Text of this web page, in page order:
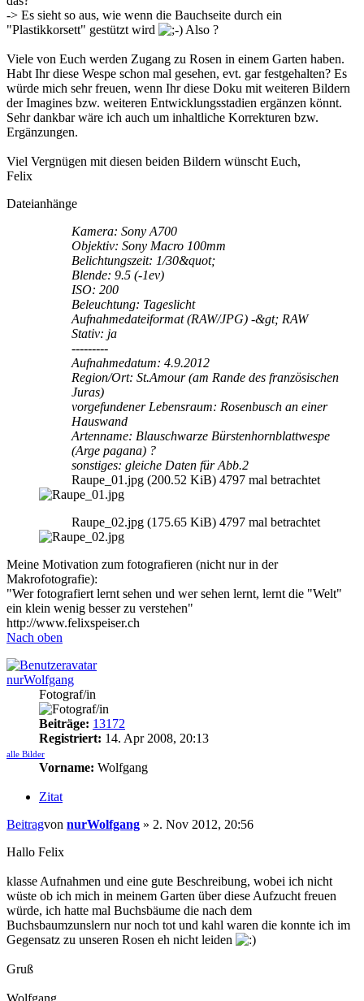
-> Es sieht so aus, wie wenn die Bauchseite durch ein
"Plastikkorsett" gestützt wird
Also ?
Viele von Euch werden Zugang zu Rosen in einem Garten haben.
Habt Ihr diese Wespe schon mal gesehen, evt. gar festgehalten? Es
würde mich sehr freuen, wenn Ihr diese Doku mit weiteren Bildern
der Imagines bzw. weiteren Entwicklungsstadien ergänzen könnt.
Sehr dankbar wäre ich auch um inhaltliche Korrekturen bzw.
Ergänzungen.
Viel Vergnügen mit diesen beiden Bildern wünscht Euch,
Felix
Dateianhänge
Kamera: Sony A700
Objektiv: Sony Macro 100mm
Belichtungszeit: 1/30&quot;
Blende: 9.5 (-1ev)
ISO: 200
Beleuchtung: Tageslicht
Aufnahmedateiformat (RAW/JPG) -&gt; RAW
Stativ: ja
---------
Aufnahmedatum: 4.9.2012
Region/Ort: St.Amour (am Rande des französischen
Juras)
vorgefundener Lebensraum: Rosenbusch an einer
Hauswand
Artenname: Blauschwarze Bürstenhornblattwespe
(Arge pagana) ?
sonstiges: gleiche Daten für Abb.2
Raupe_01.jpg (200.52 KiB) 4797 mal betrachtet
Raupe_02.jpg (175.65 KiB) 4797 mal betrachtet
Meine Motivation zum fotografieren (nicht nur in der
Makrofotografie):
"Wer fotografiert lernt sehen und wer sehen lernt, lernt die "Welt"
ein klein wenig besser zu verstehen"
http://www.felixspeiser.ch
Nach oben
nurWolfgang
Fotograf/in
Beiträge: 13172
Registriert: 14. Apr 2008, 20:13
alle Bilder
Vorname: Wolfgang
Zitat
Beitragvon nurWolfgang » 2. Nov 2012, 20:56
Hallo Felix
klasse Aufnahmen und eine gute Beschreibung, wobei ich nicht
wüste ob ich mich in meinem Garten über diese Aufzucht freuen
würde, ich hatte mal Buchsbäume die nach dem
Buchsbaumzunslern nur noch tot und kahl waren die konnte ich im
Gegensatz zu unseren Rosen eh nicht leiden
Gruß